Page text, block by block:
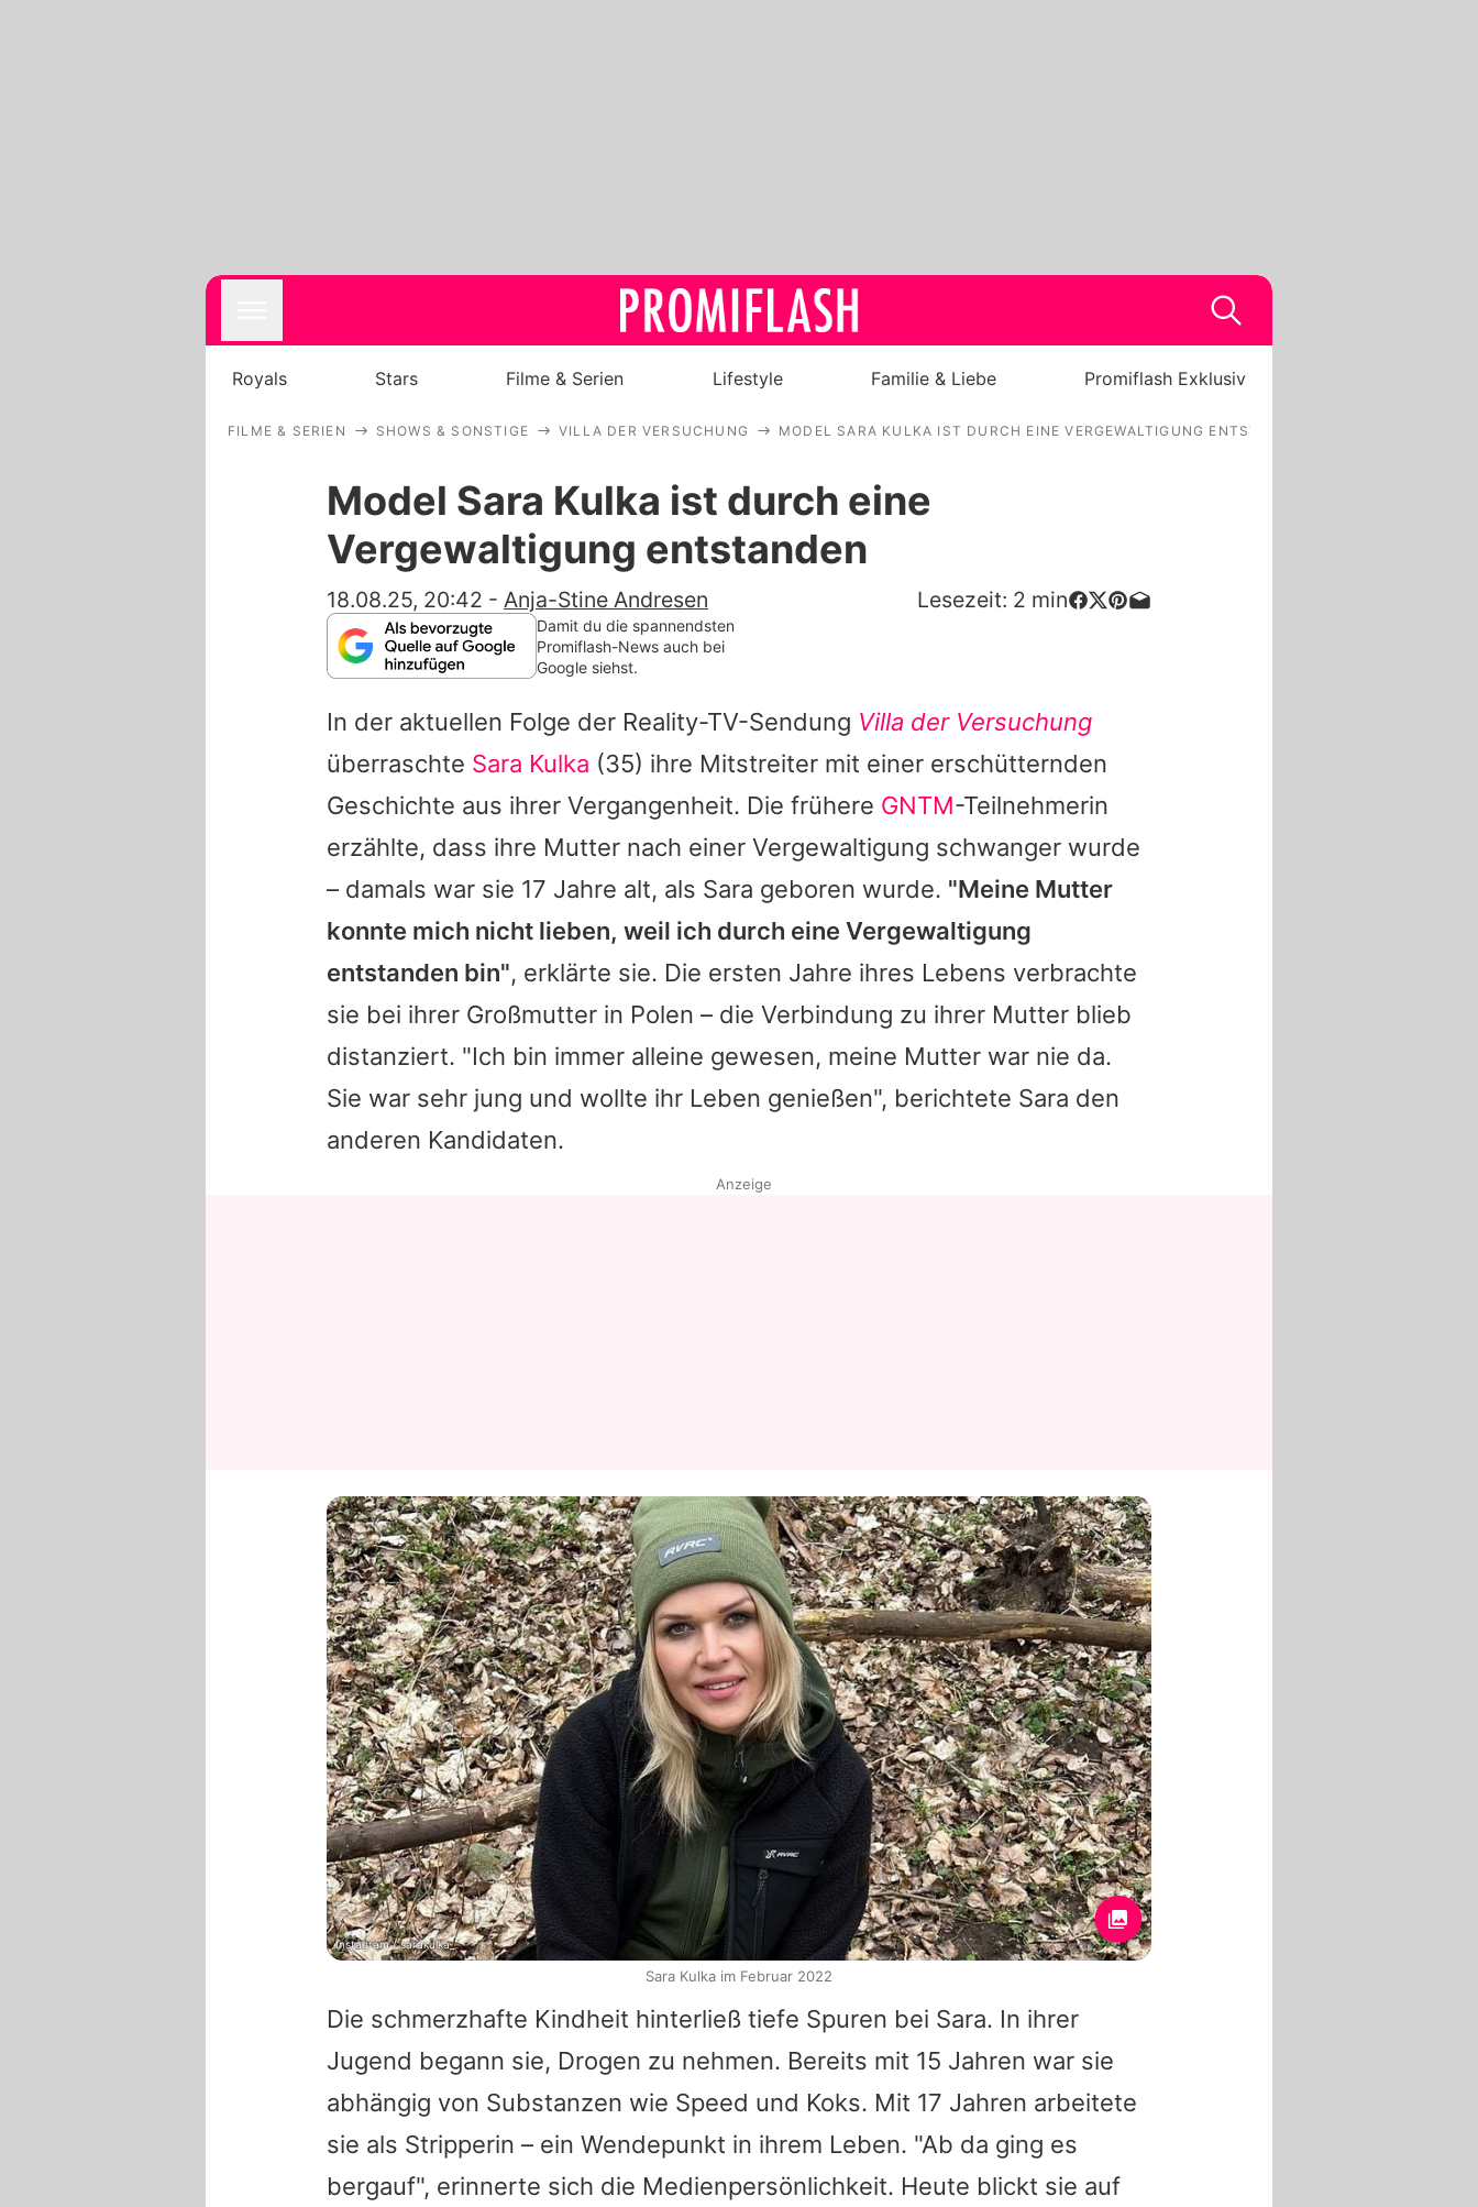
Royals
Stars
Familie & Liebe
Alle Themen auf Promiflash
App runterladen
Team
Redaktionelle Richtlinien
Impressum
Datenschutzerklärung
Nutzungsbedingungen
Utiq verwalten
Royals Stars Filme & Serien Lifestyle Familie & Liebe Promiflash Exklusiv
FILME & SERIEN SHOWS & SONSTIGE VILLA DER VERSUCHUNG MODEL SARA KULKA IST DURCH EINE VERGEWALTIGUNG ENTSTANDEN
Model Sara Kulka ist durch eine
Vergewaltigung entstanden
18.08.25, 20:42 - Anja-Stine Andresen Lesezeit: 2 min
Damit du die spannendsten
Promiflash-News auch bei
Google siehst.
In der aktuellen Folge der Reality-TV-Sendung Villa der Versuchung
überraschte Sara Kulka (35) ihre Mitstreiter mit einer erschütternden
Geschichte aus ihrer Vergangenheit. Die frühere GNTM-Teilnehmerin
erzählte, dass ihre Mutter nach einer Vergewaltigung schwanger wurde
– damals war sie 17 Jahre alt, als Sara geboren wurde. "Meine Mutter
konnte mich nicht lieben, weil ich durch eine Vergewaltigung
entstanden bin", erklärte sie. Die ersten Jahre ihres Lebens verbrachte
sie bei ihrer Großmutter in Polen – die Verbindung zu ihrer Mutter blieb
distanziert. "Ich bin immer alleine gewesen, meine Mutter war nie da.
Sie war sehr jung und wollte ihr Leben genießen", berichtete Sara den
anderen Kandidaten.
Die schmerzhafte Kindheit hinterließ tiefe Spuren bei Sara. In ihrer
Jugend begann sie, Drogen zu nehmen. Bereits mit 15 Jahren war sie
abhängig von Substanzen wie Speed und Koks. Mit 17 Jahren arbeitete
sie als Stripperin – ein Wendepunkt in ihrem Leben. "Ab da ging es
bergauf", erinnerte sich die Medienpersönlichkeit. Heute blickt sie auf
Anzeige
Instagram / sarakulka_
Sara Kulka im Februar 2022